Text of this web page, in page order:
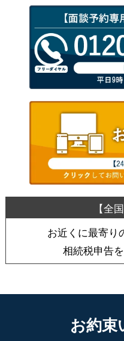
お近くに最寄り
相続税申告
お約束